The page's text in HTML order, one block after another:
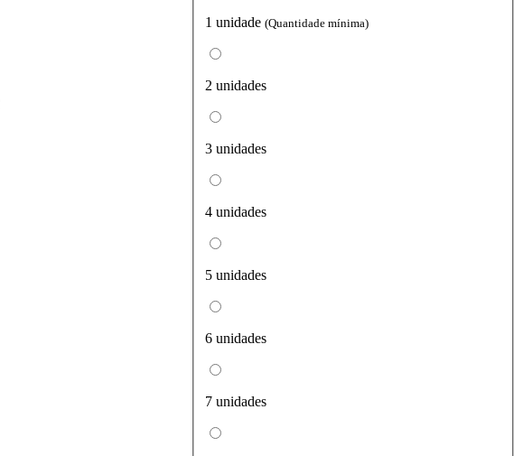
1 unidade (Quantidade mínima)
2 unidades
3 unidades
4 unidades
5 unidades
6 unidades
7 unidades